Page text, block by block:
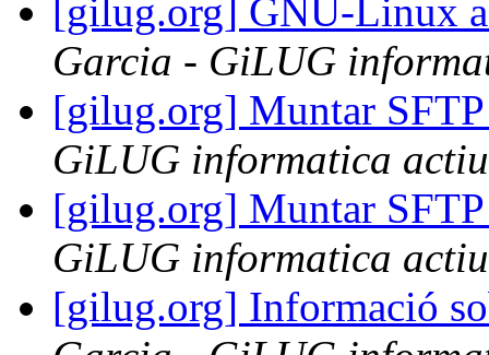
[gilug.org] GNU-Linux
Garcia - GiLUG
[gilug.org] Muntar
GiLUG informatica
[gilug.org] Muntar
GiLUG informatica
[gilug.org] Informació